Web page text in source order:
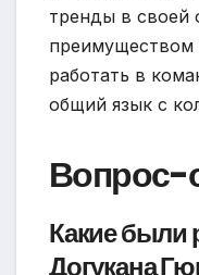
тренды в своей
преимуществом
работать в
общий язык с
Вопрос-
Какие были
Догукана